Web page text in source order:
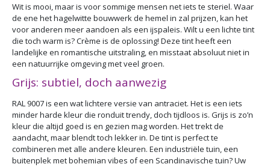
Wit is mooi, maar is voor sommige mensen net iets te steriel. Waar
de ene het hagelwitte bouwwerk de hemel in zal prijzen, kan het
voor anderen meer aandoen als een ijspaleis. Wilt u een lichte tint
die toch warm is? Crème is de oplossing! Deze tint heeft een
landelijke en romantische uitstraling, en misstaat absoluut niet in
een natuurrijke omgeving met veel groen.
Grijs: subtiel, doch aanwezig
RAL 9007 is een wat lichtere versie van antraciet. Het is een iets
minder harde kleur die ronduit trendy, doch tijdloos is. Grijs is zo’n
kleur die altijd goed is en gezien mag worden. Het trekt de
aandacht, maar blendt toch lekker in. De tint is perfect te
combineren met alle andere kleuren. Een industriële tuin, een
buitenplek met bohemian vibes of een Scandinavische tuin? Uw